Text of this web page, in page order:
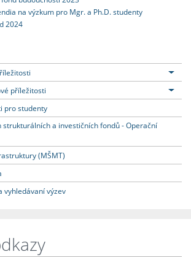
na výzkum pro Mgr. a Ph.D. studenty
2024
příležitosti
pro studenty
strukturálních a investičních fondů - Operační
(MŠMT)
vyhledávaní výzev